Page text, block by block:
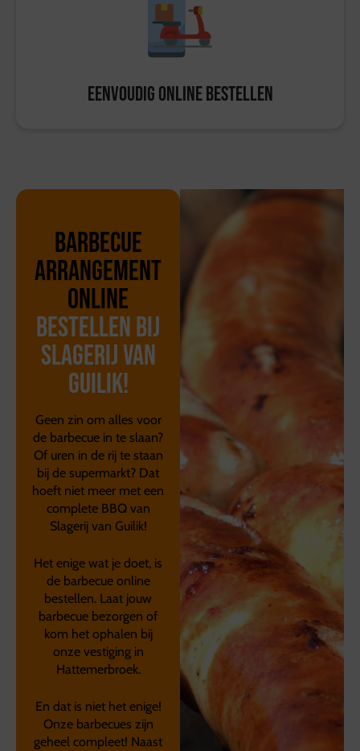
Eenvoudig online bestellen
Barbecue
arrangement
online
bestellen bij
Slagerij van
Guilik!
Geen zin om alles voor
de barbecue in te slaan?
Of uren in de rij te staan
bij de supermarkt? Dat
hoeft niet meer met een
complete BBQ van
Slagerij van Guilik!
Het enige wat je doet, is
de barbecue online
bestellen. Laat jouw
barbecue bezorgen of
kom het ophalen bij
onze vestiging in
Hattemerbroek.
En dat is niet het enige!
Onze barbecues zijn
geheel compleet! Naast